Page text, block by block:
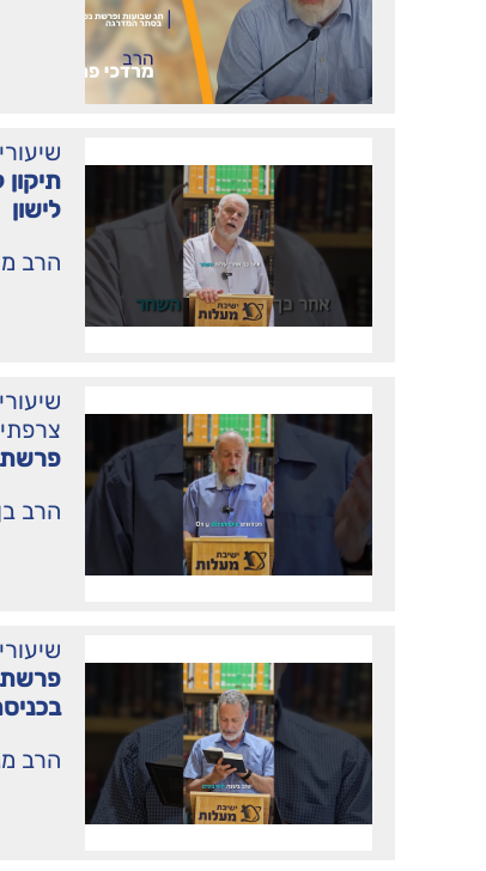
לישון
הרב
הרב
הרב